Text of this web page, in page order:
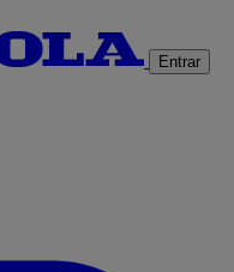
Entrar